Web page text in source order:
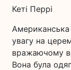
Кеті Перрі
Американська
увагу на
вражаючому
Вона була